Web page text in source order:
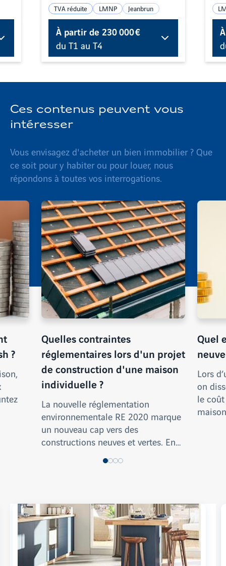
TVA réduite LMNP Jeanbrun
À partir de230 000 €
du T1 au T4
Ces contenus peuvent vous
intéresser
Vous envisagez d'acheter un bien immobilier ? Que
ce soit pour y habiter ou pour louer, nous
répondons à toutes vos interrogations.
?
Quelles contraintes
réglementaires lors d'un projet
de construction d'une maison
individuelle ?
La nouvelle réglementation
environnementale RE 2020 marque
un nouveau cap vers des
constructions neuves et vertes. En…
Quel
Lors
on
le